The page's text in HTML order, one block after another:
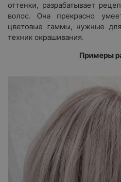
оттенки, разрабатывает
волос. Она прекрасно
цветовые гаммы, нужные
техник окрашивания.
Примеры